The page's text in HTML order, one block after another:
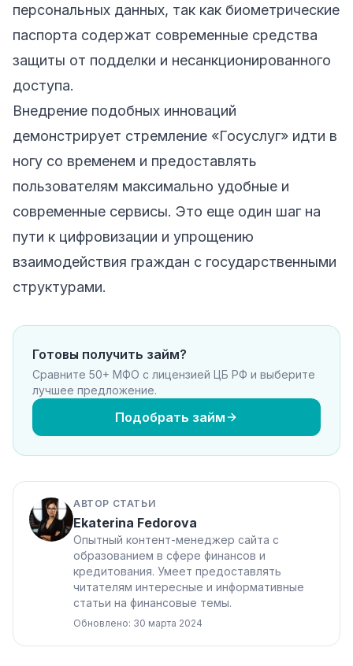
персональных данных, так как биометрические
паспорта содержат современные средства
защиты от подделки и несанкционированного
доступа.
Внедрение подобных инноваций
демонстрирует стремление «Госуслуг» идти в
ногу со временем и предоставлять
пользователям максимально удобные и
современные сервисы. Это еще один шаг на
пути к цифровизации и упрощению
взаимодействия граждан с государственными
структурами.
Готовы получить займ?
Сравните 50+ МФО с лицензией ЦБ РФ и выберите
лучшее предложение.
Подобрать займ
АВТОР СТАТЬИ
Ekaterina Fedorova
Опытный контент-менеджер сайта с
образованием в сфере финансов и
кредитования. Умеет предоставлять
читателям интересные и информативные
статьи на финансовые темы.
Обновлено: 30 марта 2024